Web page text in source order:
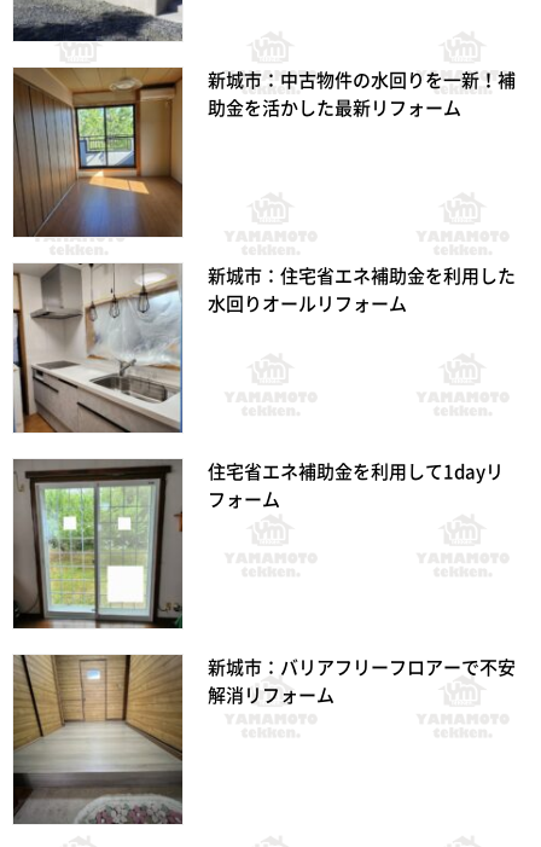
新城市：中古物件の水回りを一新！補
助金を活かした最新リフォーム
新城市：住宅省エネ補助金を利用した
水回りオールリフォーム
住宅省エネ補助金を利用して1dayリ
フォーム
新城市：バリアフリーフロアーで不安
解消リフォーム